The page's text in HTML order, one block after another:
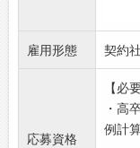
・日
・お
・不
・分
・菌
・開
応募
雇用形態 契約
応募資格
【必
・高
例計